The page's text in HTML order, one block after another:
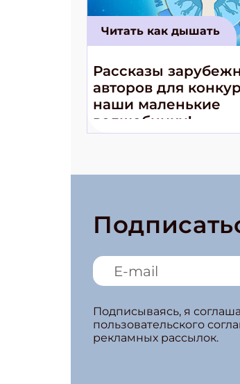
Читать как дышать
Рассказы
авторов для
наши маленькие
волшебники!»
Подписываясь, я
пользовательского
рекламных рассылок.